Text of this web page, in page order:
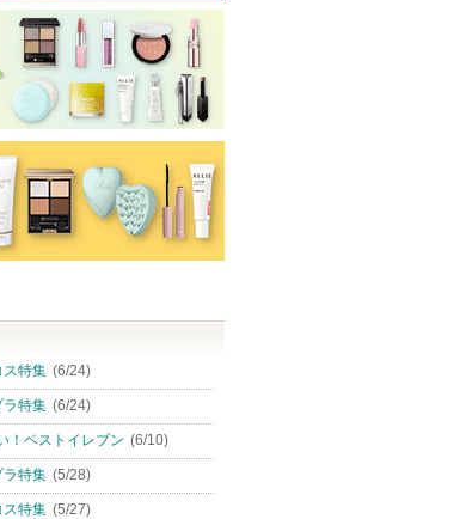
ス特集 (6/24)
ラ特集 (6/24)
！ベストイレブン (6/10)
ラ特集 (5/28)
ス特集 (5/27)